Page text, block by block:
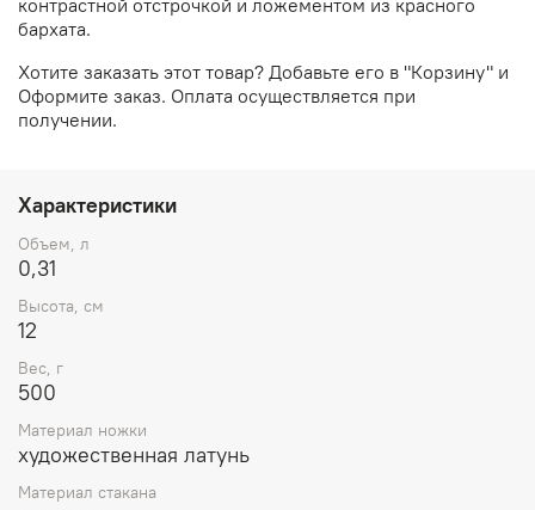
бархата.
Хотите заказать этот товар? Добавьте его в "Корзину" и
Оформите заказ. Оплата осуществляется при
получении.
Характеристики
Объем, л
0,31
Высота, см
12
Вес, г
500
Материал ножки
художественная латунь
Материал стакана